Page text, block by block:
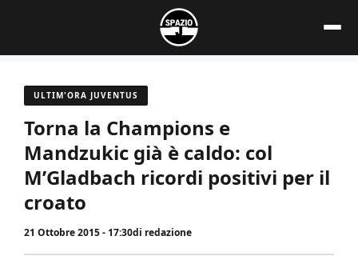
contenuto
ULTIM'ORA JUVENTUS
Torna la Champions e
Mandzukic già è caldo: col
M’Gladbach ricordi positivi per il
croato
21 Ottobre 2015 - 17:30di redazione